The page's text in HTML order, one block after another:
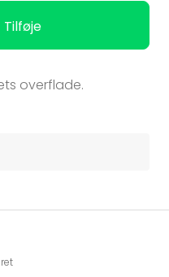
Tilføje
overflade.